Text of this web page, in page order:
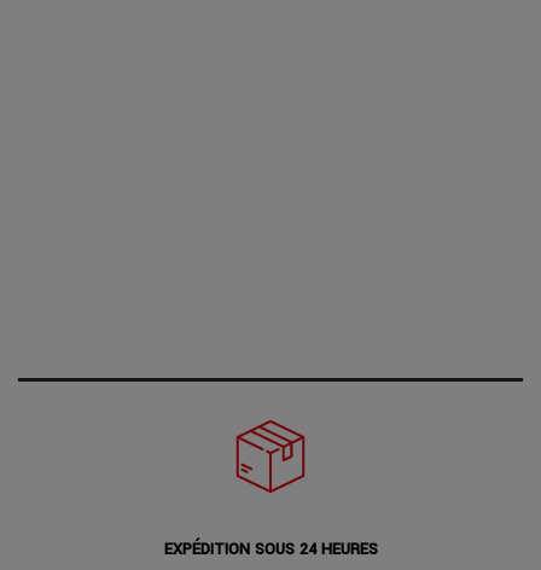
EXPÉDITION SOUS 24 HEURES